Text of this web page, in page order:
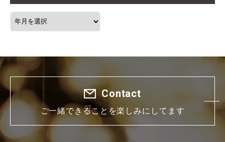
Contact
ご一緒できることを楽しみにしてます